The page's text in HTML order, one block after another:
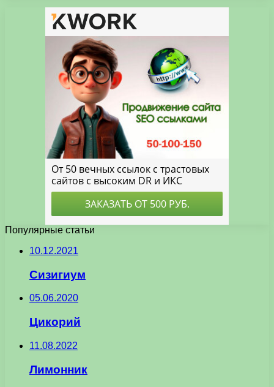
Популярные статьи
10.12.2021
Сизигиум
05.06.2020
Цикорий
11.08.2022
Лимонник